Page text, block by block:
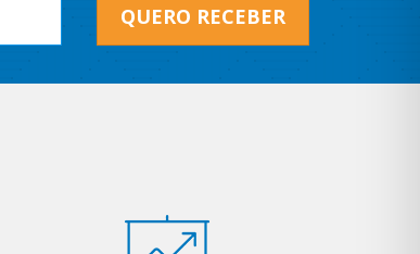
QUERO RECEBER